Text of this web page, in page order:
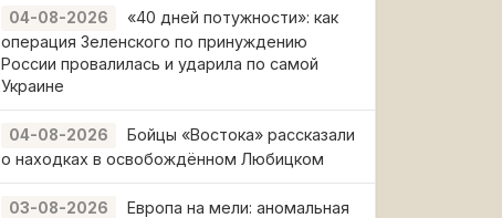
04-08-2026
«40 дней потужности»: как
операция Зеленского по принуждению
России провалилась и ударила по самой
Украине
04-08-2026
Бойцы «Востока» рассказали
о находках в освобождённом Любицком
03-08-2026
Европа на мели: аномальная